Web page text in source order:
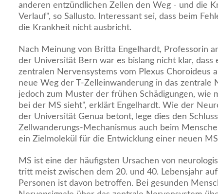
anderen entzündlichen Zellen den Weg - und die
Verlauf", so Sallusto. Interessant sei, dass beim
die Krankheit nicht ausbricht.
Nach Meinung von Britta Engelhardt, Professorin
der Universität Bern war es bislang nicht klar, dass
zentralen Nervensystems vom Plexus Choroideus
neue Weg der T-Zelleinwanderung in das zentrale
jedoch zum Muster der frühen Schädigungen, wie
bei der MS sieht", erklärt Engelhardt. Wie der
der Universität Genua betont, lege dies den
Zellwanderungs-Mechanismus auch beim
ein Zielmolekül für die Entwicklung einer neuen
MS ist eine der häufigsten Ursachen von
tritt meist zwischen dem 20. und 40. Lebensjahr
Personen ist davon betroffen. Bei gesunden